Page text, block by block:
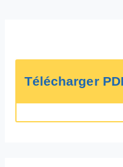
Télécharger